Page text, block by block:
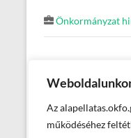
Az
működéséhez
Önkormányzat